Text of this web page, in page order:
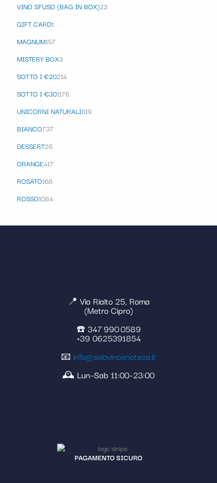
VINO SFUSO (BAG IN BOX)23
GIFT CARD1
MAGNUM157
MISTERY BOX3
SOTTO I €20214
SOTTO I €301176
UNICORNI NATURALI619
BIANCO737
DESSERT26
ORANGE417
ROSATO168
ROSSO1084
📍 Via Rialto 25, Roma
(Metro Cipro)
☎️ 347 990 0589
+39 0625391854
📧 info@solovinoenoteca.it
🕰️ Lun–Sab 11:00–23:00
PAGAMENTO SICURO